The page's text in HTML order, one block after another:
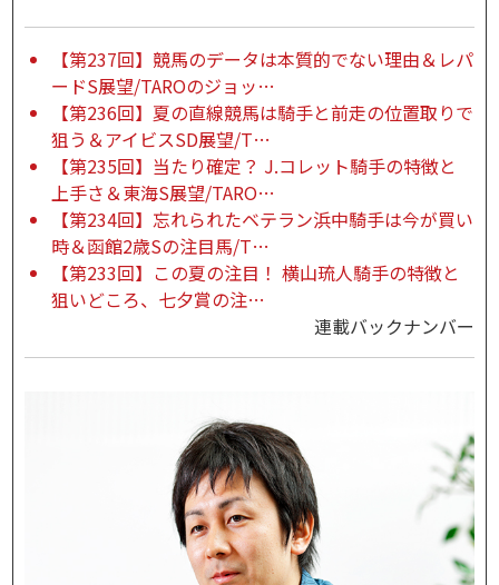
【第237回】競馬のデータは本質的でない理由＆レパ
ードS展望/TAROのジョッ…
【第236回】夏の直線競馬は騎手と前走の位置取りで
狙う＆アイビスSD展望/T…
【第235回】当たり確定？ J.コレット騎手の特徴と
上手さ＆東海S展望/TARO…
【第234回】忘れられたベテラン浜中騎手は今が買い
時＆函館2歳Sの注目馬/T…
【第233回】この夏の注目！ 横山琉人騎手の特徴と
狙いどころ、七夕賞の注…
連載バックナンバー